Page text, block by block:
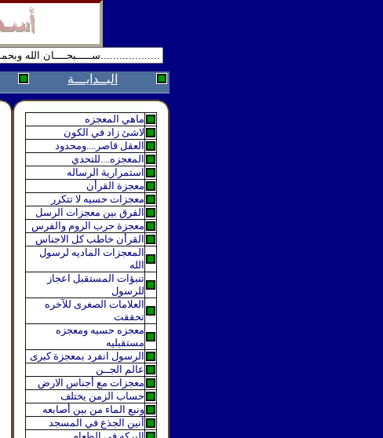
البــدايـــة
ماهي المعجزه
لاشئ زاد في الكون
العقل قاصر....ومحدود
المعجزه....للتحدي
استمرارية الرساله
معجزة القرأن
معجزات حسيه لا تتكرر
الفرق بين معجزات الرسل
معجزة حرب الروم والفرس
القرأن خاطب كل الاجناس
المعجزات الماديه لرسول
الله
تنبؤات المستقبل اعجاز
للرسول
العلامات الصغرى للآخره
تحققت
معجزه حسيه ومعجزه
مستقبليه
الرسول انفرد بمعجزة كبرى
عالم الجــن
معجزات مع أجناس الارض
حساب الزمن يختلف
ونبع الماء من بين أصابعه
أنين الجذع في المسجد